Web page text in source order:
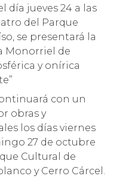
día jueves 24 a las
del Parque
se presentará la
Monorriel de
y onírica
con un
obras y
los días viernes
27 de octubre
Cultural de
y Cerro Cárcel.